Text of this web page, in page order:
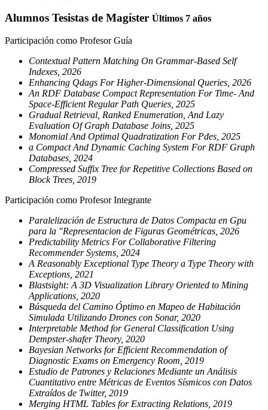
Alumnos Tesistas de Magíster Últimos 7 años
Participación como Profesor Guía
Contextual Pattern Matching On Grammar-Based Self
Indexes, 2026
Enhancing Qdags For Higher-Dimensional Queries, 2026
An RDF Database Compact Representation For Time- And
Space-Efficient Regular Path Queries, 2025
Gradual Retrieval, Ranked Enumeration, And Lazy
Evaluation Of Graph Database Joins, 2025
Monomial And Optimal Quadratization For Pdes, 2025
a Compact And Dynamic Caching System For RDF Graph
Databases, 2024
Compressed Suffix Tree for Repetitive Collections Based on
Block Trees, 2019
Participación como Profesor Integrante
Paralelización de Estructura de Datos Compacta en Gpu
para la "Representacion de Figuras Geométricas, 2026
Predictability Metrics For Collaborative Filtering
Recommender Systems, 2024
A Reasonably Exceptional Type Theory a Type Theory with
Exceptions, 2021
Blastsight: A 3D Visualization Library Oriented to Mining
Applications, 2020
Búsqueda del Camino Óptimo en Mapeo de Habitación
Simulada Utilizando Drones con Sonar, 2020
Interpretable Method for General Classification Using
Dempster-shafer Theory, 2020
Bayesian Networks for Efficient Recommendation of
Diagnostic Exams on Emergency Room, 2019
Estudio de Patrones y Relaciones Mediante un Análisis
Cuantitativo entre Métricas de Eventos Sísmicos con Datos
Extraídos de Twitter, 2019
Merging HTML Tables for Extracting Relations, 2019